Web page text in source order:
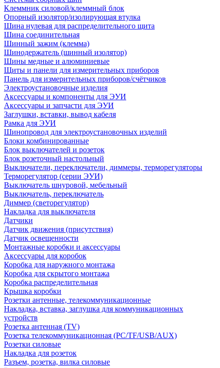
Клеммник силовой/клеммный блок
Опорный изолятор/изолирующая втулка
Шина нулевая для распределительного щита
Шина соединительная
Шинный зажим (клемма)
Шинодержатель (шинный изолятор)
Шины медные и алюминиевые
Щиты и панели для измерительных приборов
Панель для измерительных приборов/счётчиков
Электроустановочные изделия
Аксессуары и компоненты для ЭУИ
Аксессуары и запчасти для ЭУИ
Заглушки, вставки, вывод кабеля
Рамка для ЭУИ
Шинопровод для электроустановочных изделий
Блоки комбинированные
Блок выключателей и розеток
Блок розеточный настольный
Выключатели, переключатели, диммеры, терморегуляторы
Терморегулятор (серии ЭУИ)
Выключатель шнуровой, мебельный
Выключатель, переключатель
Диммер (светорегулятор)
Накладка для выключателя
Датчики
Датчик движения (присутствия)
Датчик освещенности
Монтажные коробки и аксессуары
Аксессуары для коробок
Коробка для наружного монтажа
Коробка для скрытого монтажа
Коробка распределительная
Крышка коробки
Розетки антенные, телекоммуникационные
Накладка, вставка, заглушка для коммуникационных
устройств
Розетка антенная (TV)
Розетка телекоммуникационная (PC/TF/USB/AUX)
Розетки силовые
Накладка для розеток
Разъем, розетка, вилка силовые